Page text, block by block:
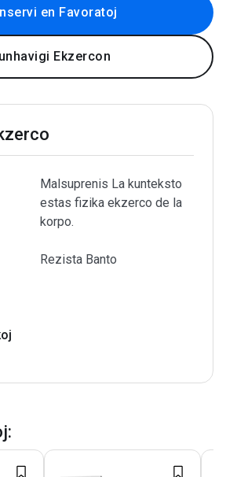
en Favoratoj
Ekzercon
Malsuprenis La kunteksto
estas fizika ekzerco de la
korpo.
Rezista Banto
: